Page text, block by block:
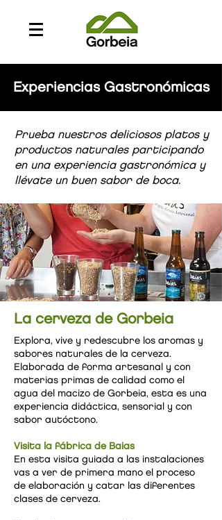
Experiencias Gastronómicas
Prueba nuestros deliciosos platos y
productos naturales participando
en una experiencia gastronómica y
llévate un buen sabor de boca.
La cerveza de Gorbeia
Explora, vive y redescubre los aromas y
sabores naturales de la cerveza.
Elaborada de forma artesanal y con
materias primas de calidad como el
agua del macizo de Gorbeia, esta es una
experiencia didáctica, sensorial y con
sabor autóctono.
Visita la fábrica de Baias
En esta visita guiada a las instalaciones
vas a ver de primera mano el proceso
de elaboración y catar las diferentes
clases de cerveza.